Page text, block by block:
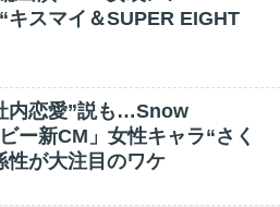
キスマイ＆SUPER EIGHT
内恋愛”説も…Snow
ー新CM」女性キャラ“さく
性が大注目のワケ